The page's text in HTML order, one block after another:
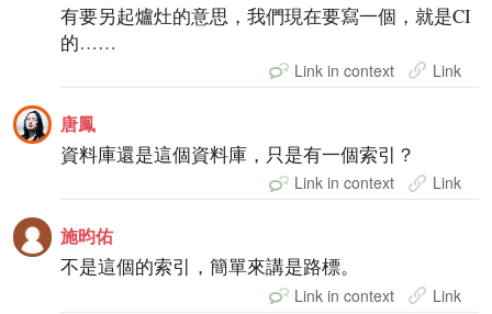
有要另起爐灶的意思，我們現在要寫一個，就是CI
的……
Link in context Link
唐鳳
資料庫還是這個資料庫，只是有一個索引？
Link in context Link
施昀佑
不是這個的索引，簡單來講是路標。
Link in context Link